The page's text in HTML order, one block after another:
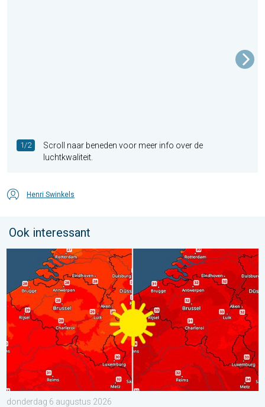
1/2
Scroll naar beneden voor meer info over de
luchtkwaliteit.
Henri Swinkels
Ook interessant
Volop zon en zomerse warmte. Weekendweer. . . donderdag
donderdag 6 augustus 2026